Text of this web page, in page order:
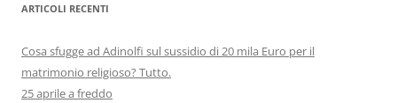
ARTICOLI RECENTI
Cosa sfugge ad Adinolfi sul sussidio di 20 mila Euro per il
matrimonio religioso? Tutto.
25 aprile a freddo